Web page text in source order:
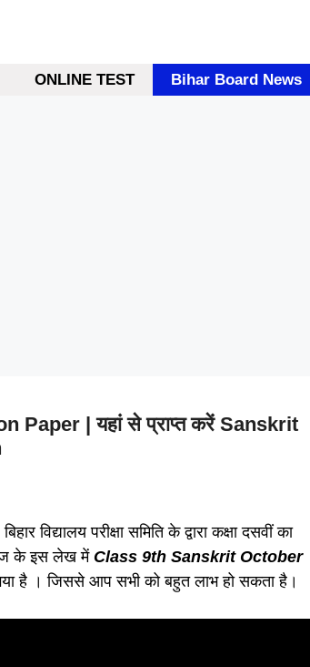
ONLINE TEST Bihar Board News
| यहां से प्राप्त करें Sanskrit
बिहार विद्यालय परीक्षा समिति के द्वारा कक्षा दसवीं का
के इस लेख में Class 9th Sanskrit October
गया है । जिससे आप सभी को बहुत लाभ हो सकता है।